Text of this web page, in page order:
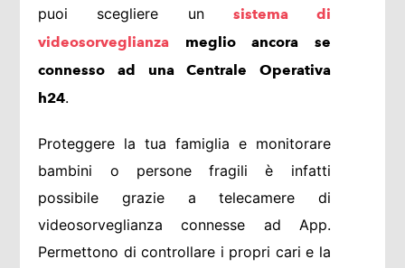
puoi scegliere un sistema di
videosorveglianza meglio ancora se
connesso ad una Centrale Operativa
h24.
Proteggere la tua famiglia e monitorare
bambini o persone fragili è infatti
possibile grazie a telecamere di
videosorveglianza connesse ad App.
Permettono di controllare i propri cari e la